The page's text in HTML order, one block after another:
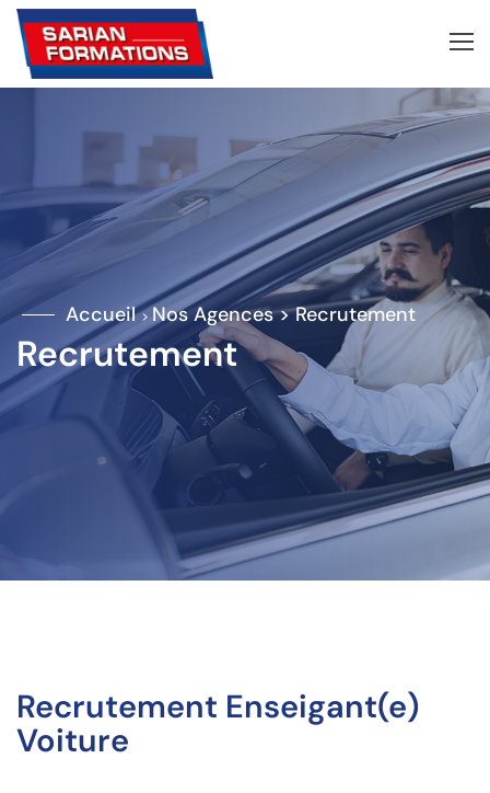
Accueil> Nos Agences >Recrutement
Recrutement
Recrutement Enseigant(e)
Voiture